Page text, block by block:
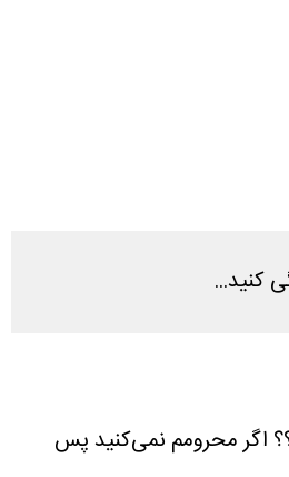
کنید...
اگر محرومم نمی‌کنید پس